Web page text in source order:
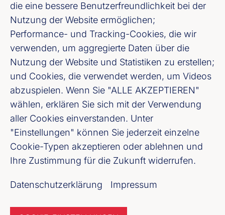
die eine bessere Benutzerfreundlichkeit bei der
Nutzung der Website ermöglichen;
Performance- und Tracking-Cookies, die wir
verwenden, um aggregierte Daten über die
Nutzung der Website und Statistiken zu erstellen;
und Cookies, die verwendet werden, um Videos
abzuspielen. Wenn Sie "ALLE AKZEPTIEREN"
wählen, erklären Sie sich mit der Verwendung
aller Cookies einverstanden. Unter
"Einstellungen" können Sie jederzeit einzelne
Cookie-Typen akzeptieren oder ablehnen und
Ihre Zustimmung für die Zukunft widerrufen.
Datenschutzerklärung Impressum
Bayerischer Bankenverband e. V.
Schwanthalerstraße 16, 80336 München
Tel.: +49 89 24 22 61 - 0
Fax: +49 89 24 22 61 - 20
Fußzeile (Bankenverband Bayern)
Impressum